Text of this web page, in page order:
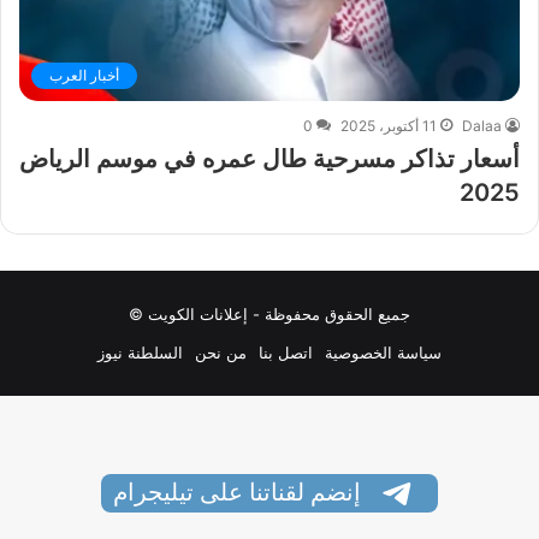
أخبار العرب
Dalaa 11 أكتوبر، 2025 0
أسعار تذاكر مسرحية طال عمره في موسم الرياض
2025
جميع الحقوق محفوظة - إعلانات الكويت ©
سياسة الخصوصية
اتصل بنا من نحن السلطنة نيوز
إنضم لقناتنا على تيليجرام